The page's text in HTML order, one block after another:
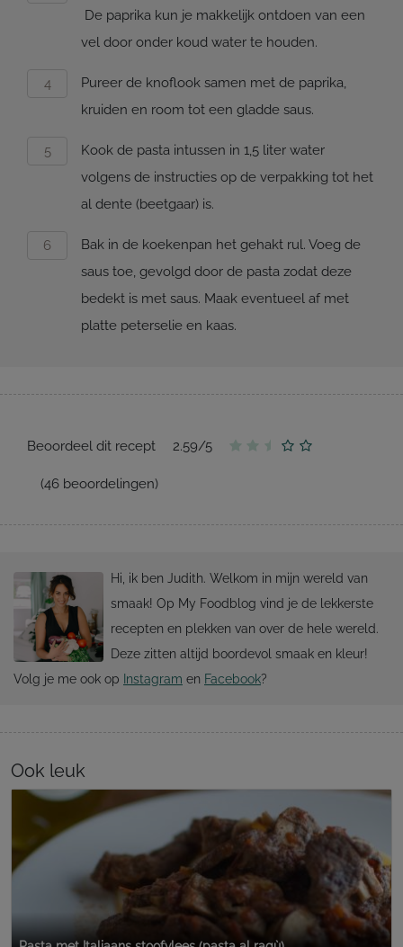
De paprika kun je makkelijk ontdoen van een
vel door onder koud water te houden.
Pureer de knoflook samen met de paprika,
kruiden en room tot een gladde saus.
Kook de pasta intussen in 1,5 liter water
volgens de instructies op de verpakking tot het
al dente (beetgaar) is.
Bak in de koekenpan het gehakt rul. Voeg de
saus toe, gevolgd door de pasta zodat deze
bedekt is met saus. Maak eventueel af met
platte peterselie en kaas.
Beoordeel dit recept 2.59/5
(46 beoordelingen)
Hi, ik ben Judith. Welkom in mijn wereld van
smaak! Op My Foodblog vind je de lekkerste
recepten en plekken van over de hele wereld.
Deze zitten altijd boordevol smaak en kleur!
Volg je me ook op Instagram en Facebook?
Ook leuk